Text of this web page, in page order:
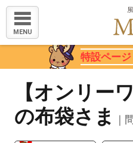
MENU
特設ページ
【オンリー
の布袋さま
｜